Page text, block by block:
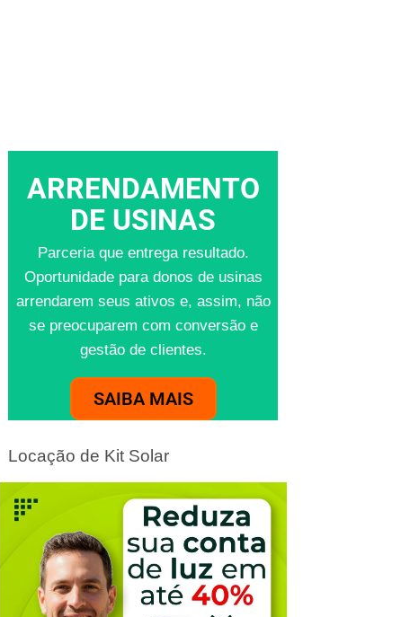
ARRENDAMENTO
DE USINAS
Parceria que entrega resultado.
Oportunidade para donos de usinas
arrendarem seus ativos e, assim, não
se preocuparem com conversão e
gestão de clientes.
SAIBA MAIS
Locação de Kit Solar